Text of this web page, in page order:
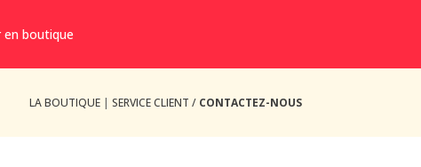
en boutique
LA BOUTIQUE| SERVICE CLIENT / CONTACTEZ-NOUS